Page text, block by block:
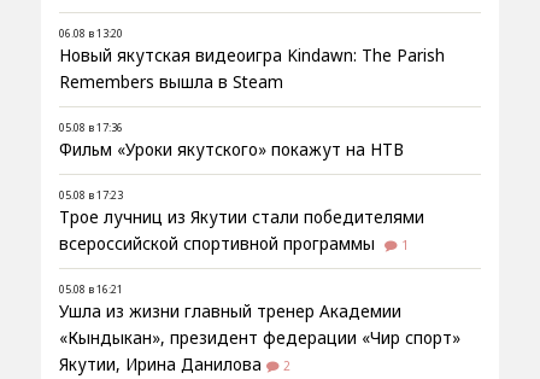
06.08 в 13:20
Новый якутская видеоигра Kindawn: The Parish
Remembers вышла в Steam
05.08 в 17:36
Фильм «Уроки якутского» покажут на НТВ
05.08 в 17:23
Трое лучниц из Якутии стали победителями
всероссийской спортивной программы
1
05.08 в 16:21
Ушла из жизни главный тренер Академии
«Кындыкан», президент федерации «Чир спорт»
Якутии, Ирина Данилова
2